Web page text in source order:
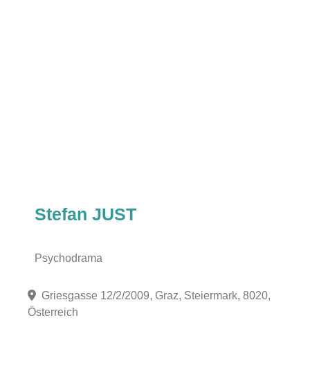
Stefan JUST
Psychodrama
Griesgasse 12/2/2009, Graz, Steiermark, 8020,
Österreich